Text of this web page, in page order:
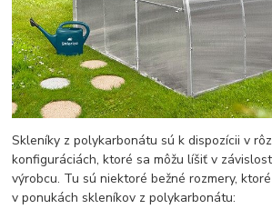
Skleníky z polykarbonátu sú k dispozícii v
konfiguráciách, ktoré sa môžu líšiť v
výrobcu. Tu sú niektoré bežné rozmery,
v ponukách skleníkov z polykarbonátu: